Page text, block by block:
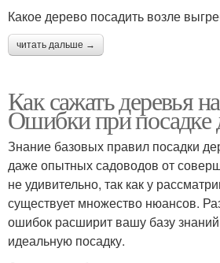
Какое дерево посадить возле
читать дальше →
Как сажать деревья
Ошибки при посадке
Знание базовых правил посадки
даже опытных садоводов от
не удивительно, так как у
существует множество нюансов.
ошибок расширит вашу базу
идеальную посадку.